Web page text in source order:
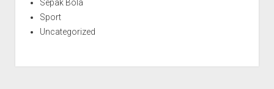
Sepak Bola
Sport
Uncategorized